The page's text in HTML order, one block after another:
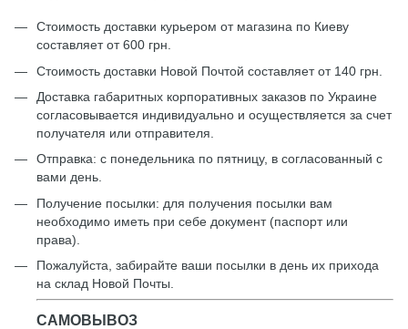
Стоимость доставки курьером от магазина по Киеву
составляет от 600 грн.
Стоимость доставки Новой Почтой составляет от 140 грн.
Доставка габаритных корпоративных заказов по Украине
согласовывается индивидуально и осуществляется за счет
получателя или отправителя.
Отправка: с понедельника по пятницу, в согласованный с
вами день.
Получение посылки: для получения посылки вам
необходимо иметь при себе документ (паспорт или
права).
Пожалуйста, забирайте ваши посылки в день их прихода
на склад Новой Почты.
САМОВЫВОЗ